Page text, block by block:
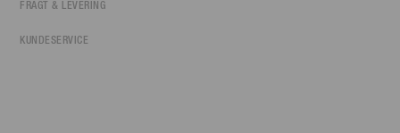
FRAGT & LEVERING
KUNDESERVICE